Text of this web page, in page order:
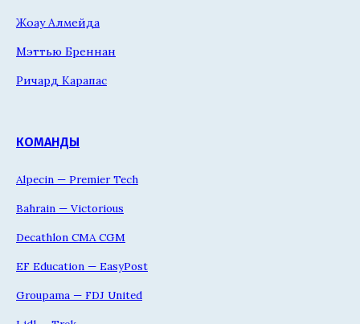
Жоау Алмейда
Мэттью Бреннан
Ричард Карапас
КОМАНДЫ
Alpecin — Premier Tech
Bahrain — Victorious
Decathlon CMA CGM
EF Education — EasyPost
Groupama — FDJ United